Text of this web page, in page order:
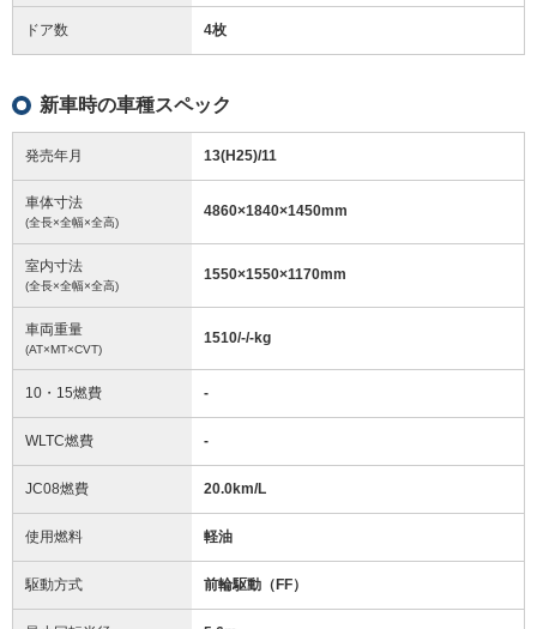
ドア数 4枚
新車時の車種スペック
発売年月 13(H25)/11
車体寸法
(全長×全幅×全高)
4860×1840×1450mm
室内寸法
(全長×全幅×全高)
1550×1550×1170mm
車両重量
(AT×MT×CVT)
1510/-/-kg
10・15燃費 -
WLTC燃費 -
JC08燃費 20.0km/L
使用燃料 軽油
駆動方式 前輪駆動（FF）